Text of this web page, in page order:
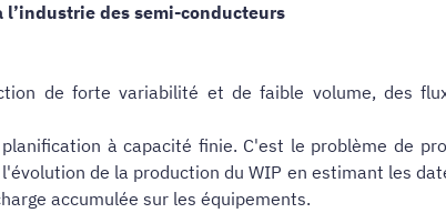
des semi-conducteurs
de forte variabilité et de faible volume, des
à capacité finie. C'est le problème de
de la production du WIP en estimant les
accumulée sur les équipements.